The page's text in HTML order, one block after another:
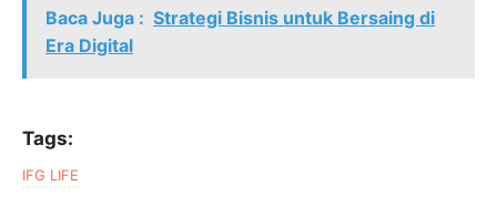
Baca Juga : Strategi Bisnis untuk Bersaing di
Era Digital
Tags:
IFG LIFE